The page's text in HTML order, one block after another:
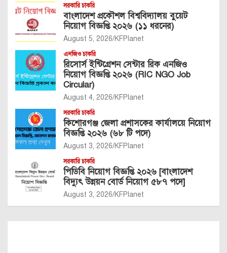
সরকারি চাকরি
বাংলাদেশ প্রকৌশল বিশ্ববিদ্যালয় বুয়েট
নিয়োগ বিজ্ঞপ্তি ২০২৬ (১১ ধরনের)
August 5, 2026 KFPlanet
এনজিও চাকরি
রিসোর্স ইন্টিগ্রেশন সেন্টার রিক এনজিও
নিয়োগ বিজ্ঞপ্তি ২০২৬ (RIC NGO Job
Circular)
August 4, 2026 KFPlanet
সরকারি চাকরি
কিশোরগঞ্জ জেলা প্রশাসকের কার্যালয়ে নিয়োগ
বিজ্ঞপ্তি ২০২৬ (৬৮ টি পদে)
August 3, 2026 KFPlanet
সরকারি চাকরি
পিডিবি নিয়োগ বিজ্ঞপ্তি ২০২৬ [বাংলাদেশ
বিদ্যুৎ উন্নয়ন বোর্ড নিয়োগ ৫৮৭ পদে]
August 3, 2026 KFPlanet